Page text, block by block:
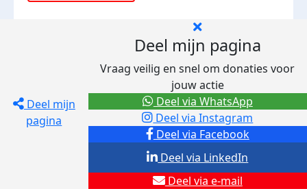
Deel mijn
pagina
Deel mijn pagina
Vraag veilig en snel om donaties voor
jouw actie
Deel via Facebook
Deel via Instagram
Deel via e-mail
Deel via LinkedIn
Deel via WhatsApp